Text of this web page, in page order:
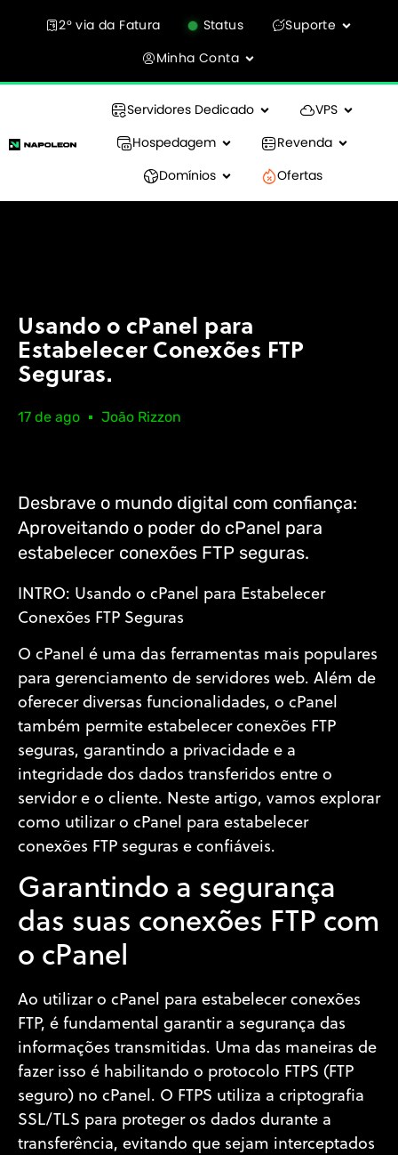
2° via da Fatura Status
Suporte
Minha Conta
Servidores Dedicado
VPS
Hospedagem
Revenda
Domínios
Ofertas
Usando o cPanel para
Estabelecer Conexões FTP
Seguras.
17 de ago João Rizzon
Desbrave o mundo digital com confiança:
Aproveitando o poder do cPanel para
estabelecer conexões FTP seguras.
INTRO: Usando o cPanel para Estabelecer
Conexões FTP Seguras
O cPanel é uma das ferramentas mais populares
para gerenciamento de servidores web. Além de
oferecer diversas funcionalidades, o cPanel
também permite estabelecer conexões FTP
seguras, garantindo a privacidade e a
integridade dos dados transferidos entre o
servidor e o cliente. Neste artigo, vamos explorar
como utilizar o cPanel para estabelecer
conexões FTP seguras e confiáveis.
Garantindo a segurança
das suas conexões FTP com
o cPanel
Ao utilizar o cPanel para estabelecer conexões
FTP, é fundamental garantir a segurança das
informações transmitidas. Uma das maneiras de
fazer isso é habilitando o protocolo FTPS (FTP
seguro) no cPanel. O FTPS utiliza a criptografia
SSL/TLS para proteger os dados durante a
transferência, evitando que sejam interceptados